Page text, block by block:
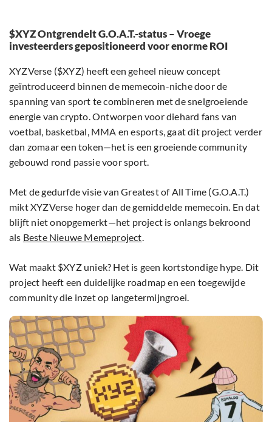
$XYZ Ontgrendelt G.O.A.T.-status – Vroege
investeerders gepositioneerd voor enorme ROI
XYZVerse ($XYZ) heeft een geheel nieuw concept
geïntroduceerd binnen de memecoin-niche door de
spanning van sport te combineren met de snelgroeiende
energie van crypto. Ontworpen voor diehard fans van
voetbal, basketbal, MMA en esports, gaat dit project verder
dan zomaar een token—het is een groeiende community
gebouwd rond passie voor sport.
Met de gedurfde visie van Greatest of All Time (G.O.A.T.)
mikt XYZVerse hoger dan de gemiddelde memecoin. En dat
blijft niet onopgemerkt—het project is onlangs bekroond
als Beste Nieuwe Memeproject.
Wat maakt $XYZ uniek? Het is geen kortstondige hype. Dit
project heeft een duidelijke roadmap en een toegewijde
community die inzet op langetermijngroei.